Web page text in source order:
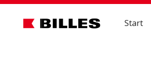
Start